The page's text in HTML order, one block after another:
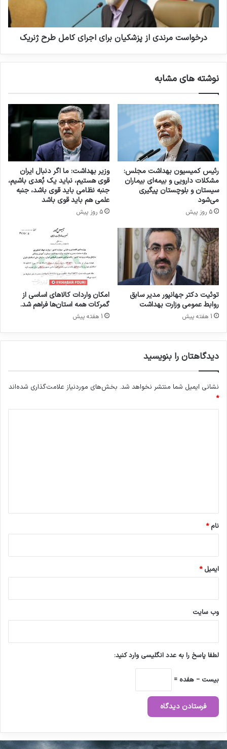
ت
ر
+
ا
س
م
ی
ت
م
ر
ز
پ
ش
ک
ی
ن
ر
ی
ا
ر
ا
ی
ک
ا
م
ل
ط
ر
ژ
ر
درخواست مرندی از پزشکیان برای اجرای کامل طرح ژنریک
نوشته های مشابه
رئیس کمیسیون بهداشت مجلس:
مشکلات دارویی و بیمه‌ای بیماران
سیستان و بلوچستان پیگیری
می‌شود
5 روز پیش
وزیر بهداشت: ما اگر دنبال ایران
قوی هستیم، نباید یک بُعدی باشیم،
جنبه نظامی باید قوی باشد، جنبه
علمی هم باید قوی باشد
5 روز پیش
توئیت دکتر جهانپور مدیر سابق
روابط عمومی وزارت بهداشت
1 هفته پیش
امکان واردات کالاهای اساسی از
گمرکات همه استان‌ها فراهم شد.
1 هفته پیش
دیدگاهتان را بنویسید
نشانی ایمیل شما منتشر نخواهد شد. بخش‌های موردنیاز علامت‌گذاری شده‌اند
*
نام*
ایمیل*
وب‌ سایت
لطفا پاسخ را به عدد انگلیسی وارد کنید:
بیست − هفده =